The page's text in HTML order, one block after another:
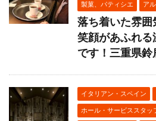
製菓、パティシエ ア
落ち着いた雰囲
笑顔があふれ
です！三重県鈴
イタリアン・スペイン
ホール・サービススタッ